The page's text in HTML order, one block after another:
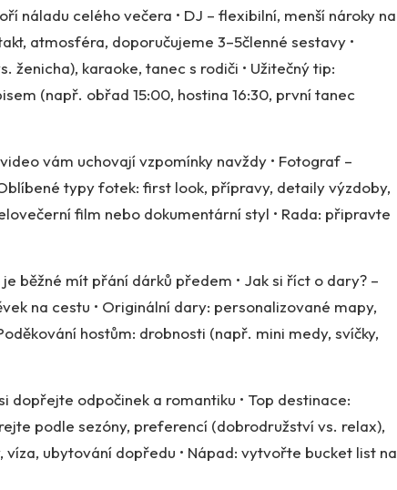
náladu celého večera • DJ – flexibilní, menší nároky na
atmosféra, doporučujeme 3–5členné sestavy •
ženicha), karaoke, tanec s rodiči • Užitečný tip:
(např. obřad 15:00, hostina 16:30, první tanec
vám uchovají vzpomínky navždy • Fotograf –
typy fotek: first look, přípravy, detaily výzdoby,
film nebo dokumentární styl • Rada: připravte
běžné mít přání dárků předem • Jak si říct o dary? –
na cestu • Originální dary: personalizované mapy,
hostům: drobnosti (např. mini medy, svíčky,
dopřejte odpočinek a romantiku • Top destinace:
podle sezóny, preferencí (dobrodružství vs. relax),
ubytování dopředu • Nápad: vytvořte bucket list na